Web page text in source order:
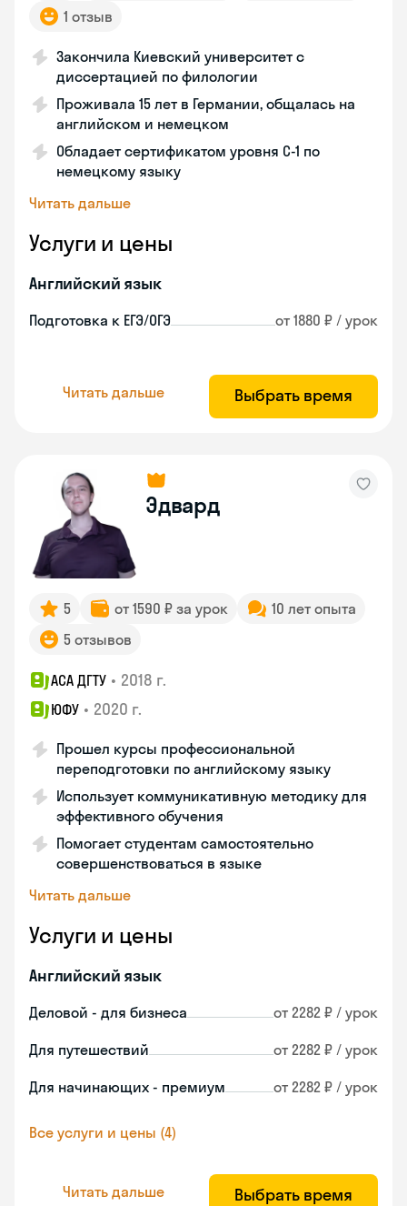
1 отзыв
Закончила Киевский университет с
диссертацией по филологии
Проживала 15 лет в Германии, общалась на
английском и немецком
Обладает сертификатом уровня C-1 по
немецкому языку
Читать дальше
Услуги и цены
Английский язык
Подготовка к ЕГЭ/ОГЭ от 1880 ₽ / урок
Читать дальше Выбрать время
Эдвард
5 от 1590 ₽ за урок
10 лет опыта
5 отзывов
АСА ДГТУ • 2018 г.
ЮФУ • 2020 г.
Прошел курсы профессиональной
переподготовки по английскому языку
Использует коммуникативную методику для
эффективного обучения
Помогает студентам самостоятельно
совершенствоваться в языке
Читать дальше
Услуги и цены
Английский язык
Деловой - для бизнеса от 2282 ₽ / урок
Для путешествий от 2282 ₽ / урок
Для начинающих - премиум от 2282 ₽ / урок
Все услуги и цены (4)
Читать дальше Выбрать время